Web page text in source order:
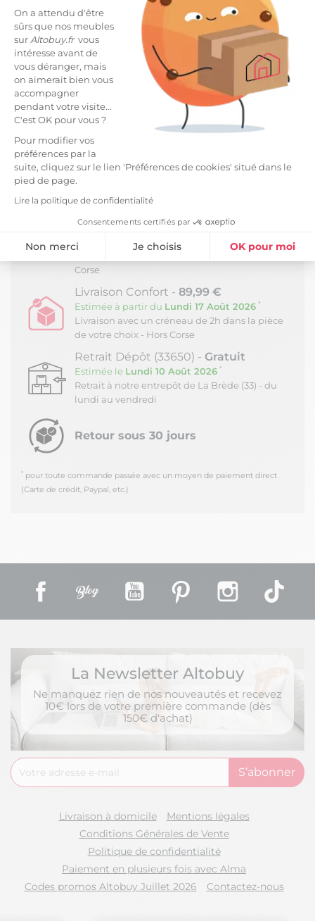
On a attendu d'être
sûrs que nos meubles
surAltobuy.frvous
intéresse avant de
vous déranger, mais
on aimerait bien vous
accompagner
pendant votre visite...
C'est OK pour vous ?
Pour modifier vos
préférences par la
suite, cliquez sur le lien 'Préférences de cookies' situé dans le
pied de page.
Lire la politique de confidentialité
Consentements certifiés par
Non merci Je choisis OK pour moi
Plateforme de Gestion du Consentement : Personnalisez vos
Notre plateforme vous permet d'adapter et de gérer vos
Idéale pour apporter une touche de romantisme à
votre chambre, cette tête de lit apportera cachet et
confort à votre couchage.
Livré avec ses glissières pour fixer à votre structure.
Réservée aux couchages de 140cm de largeur.
Structure en pin massif. Revêtement tissu marron
100% Polyester, garnis de mousse polyuréthane
haute densité.
Dimensions : 148 x 8 x H113 cm
LIVRAISON ET RETOURS
Livraison Standard -24,99 €
Estimée à partir du Mercredi 12 Août 2026
Livraison en journée au pied du camion - Hors
Corse
Livraison Confort - 89,99 €
Estimée à partir du Lundi 17 Août 2026 *
Livraison avec un créneau de 2h dans la pièce
de votre choix - Hors Corse
Retrait Dépôt (33650) - Gratuit
Estimée le Lundi 10 Août 2026 *
Retrait à notre entrepôt de La Brède (33) - du
lundi au vendredi
Retour sous 30 jours
* pour toute commande passée avec un moyen de paiement direct
(Carte de crédit, Paypal, etc.)
Facebook YouTube Pinterest Instagram
La Newsletter Altobuy
Ne manquez rien de nos nouveautés et recevez
10€ lors de votre première commande (dès
150€ d'achat)
Livraison à domicile
Mentions légales
Conditions Générales de Vente
Politique de confidentialité
Paiement en plusieurs fois avec Alma
Codes promos Altobuy Juillet 2026
Contactez-nous